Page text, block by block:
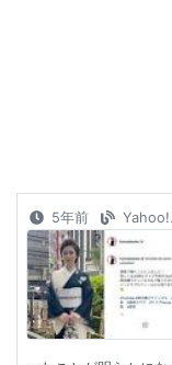
5年前 Yahoo!